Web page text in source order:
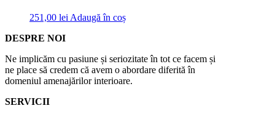
251,00 lei Adaugă în coș
DESPRE NOI
Ne implicăm cu pasiune și seriozitate în tot ce facem și
ne place să credem că avem o abordare diferită în
domeniul amenajărilor interioare.
SERVICII